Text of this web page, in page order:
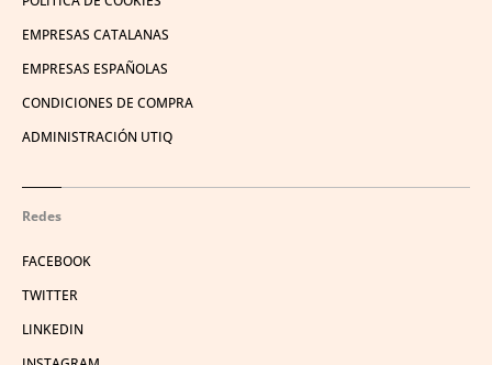
EMPRESAS CATALANAS
EMPRESAS ESPAÑOLAS
CONDICIONES DE COMPRA
ADMINISTRACIÓN UTIQ
Redes
FACEBOOK
TWITTER
LINKEDIN